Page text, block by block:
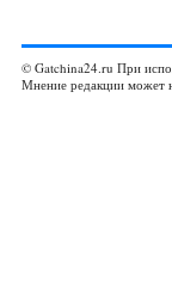
© Gatchina24.ru При
Мнение редакции может